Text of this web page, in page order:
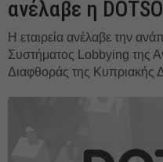
ανέλαβε η
H εταιρεία ανέλαβε την
Συστήματος Lobbying της
Διαφθοράς της Κυπριακής